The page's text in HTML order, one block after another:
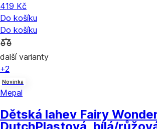
419 Kč
Do košíku
Do košíku
další varianty
+2
Novinka
Mepal
Dětská lahev Fairy